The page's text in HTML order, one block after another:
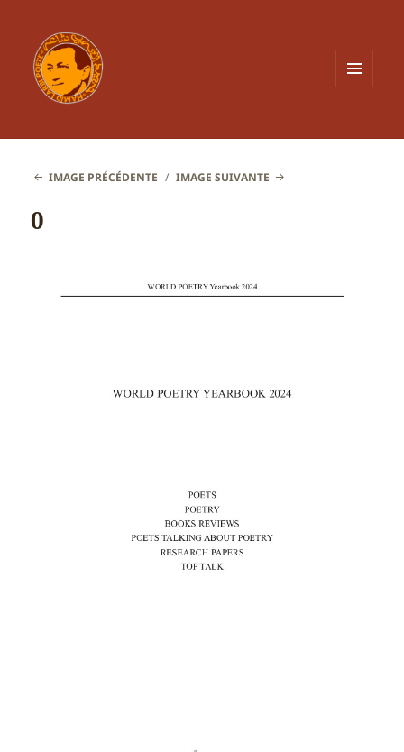
IMAGE PRÉCÉDENTE IMAGE SUIVANTE
0